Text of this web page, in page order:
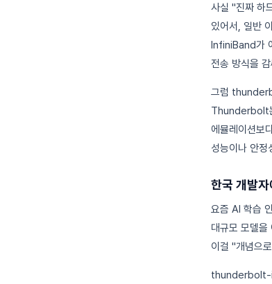
사실 "진짜 하
있어서, 일반
InfiniBand가
전송 방식을
그럼
Thunderbolt
에뮬레이션보
성능이나 안정
한국 개발자
요즘 AI 학습
대규모 모델
이걸 "개념으
thunderbolt-